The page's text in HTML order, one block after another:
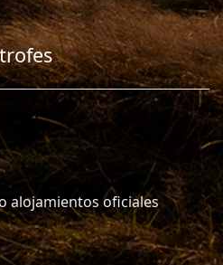
alojamientos oficiales